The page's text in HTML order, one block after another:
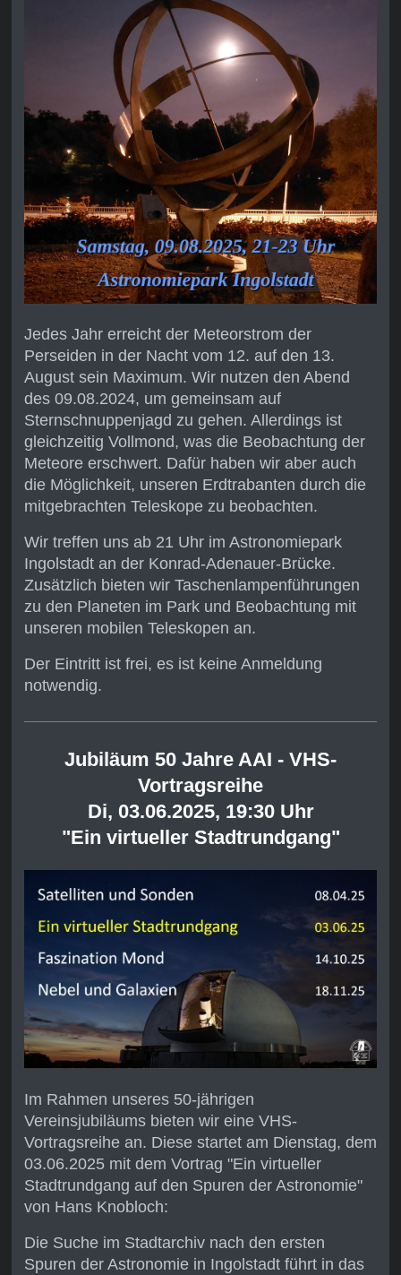
Jedes Jahr erreicht der Meteorstrom der
Perseiden in der Nacht vom 12. auf den 13.
August sein Maximum. Wir nutzen den Abend
des 09.08.2024, um gemeinsam auf
Sternschnuppenjagd zu gehen. Allerdings ist
gleichzeitig Vollmond, was die Beobachtung der
Meteore erschwert. Dafür haben wir aber auch
die Möglichkeit, unseren Erdtrabanten durch die
mitgebrachten Teleskope zu beobachten.
Wir treffen uns ab 21 Uhr im Astronomiepark
Ingolstadt an der Konrad-Adenauer-Brücke.
Zusätzlich bieten wir Taschenlampenführungen
zu den Planeten im Park und Beobachtung mit
unseren mobilen Teleskopen an.
Der Eintritt ist frei, es ist keine Anmeldung
notwendig.
Jubiläum 50 Jahre AAI - VHS-
Vortragsreihe
Di, 03.06.2025, 19:30 Uhr
"Ein virtueller Stadtrundgang"
Im Rahmen unseres 50-jährigen
Vereinsjubiläums bieten wir eine VHS-
Vortragsreihe an. Diese startet am Dienstag, dem
03.06.2025 mit dem Vortrag "Ein virtueller
Stadtrundgang auf den Spuren der Astronomie"
von Hans Knobloch:
Die Suche im Stadtarchiv nach den ersten
Spuren der Astronomie in Ingolstadt führt in das